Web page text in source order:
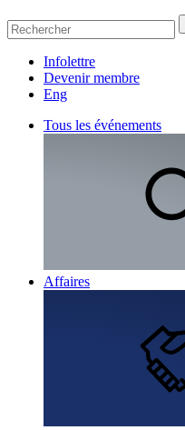
Infolettre
Devenir membre
Eng
Tous les événements
Affaires